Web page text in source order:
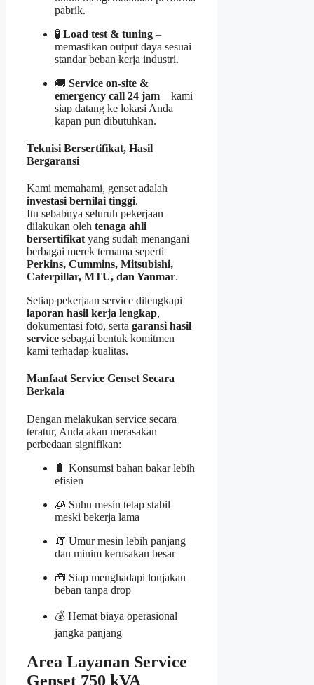
pabrik.
🧪 Load test & tuning –
memastikan output daya sesuai
standar beban kerja industri.
🚚 Service on-site &
emergency call 24 jam – kami
siap datang ke lokasi Anda
kapan pun dibutuhkan.
Teknisi Bersertifikat, Hasil
Bergaransi
Kami memahami, genset adalah
investasi bernilai tinggi.
Itu sebabnya seluruh pekerjaan
dilakukan oleh tenaga ahli
bersertifikat yang sudah menangani
berbagai merek ternama seperti
Perkins, Cummins, Mitsubishi,
Caterpillar, MTU, dan Yanmar.
Setiap pekerjaan service dilengkapi
laporan hasil kerja lengkap,
dokumentasi foto, serta garansi hasil
service sebagai bentuk komitmen
kami terhadap kualitas.
Manfaat Service Genset Secara
Berkala
Dengan melakukan service secara
teratur, Anda akan merasakan
perbedaan signifikan:
🔋 Konsumsi bahan bakar lebih
efisien
🧊 Suhu mesin tetap stabil
meski bekerja lama
🧯 Umur mesin lebih panjang
dan minim kerusakan besar
🧰 Siap menghadapi lonjakan
beban tanpa drop
💰 Hemat biaya operasional
jangka panjang
Area Layanan Service
Genset 750 kVA